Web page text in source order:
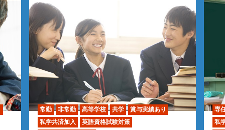
常勤 非常勤 高等学校 共学
賞与実績あり
私学共済加入
英語資格試験対策
専
私